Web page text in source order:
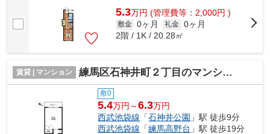
5.3万円 (管理費等：2,000円 )
敷金 0ヶ月 礼金 0ヶ月
2階 / 1K / 20.28㎡
賃貸 | マンション 練馬区石神井町２丁目のマンション
敷0
5.4万円～6.3万円
西武池袋線 「石神井公園 」駅 徒歩9分
西武池袋線 「練馬高野台 」駅 徒歩19分